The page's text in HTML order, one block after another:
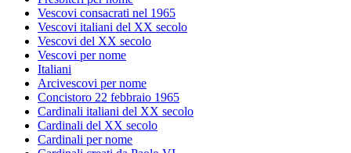
Vescovi consacrati nel 1965
Vescovi italiani del XX secolo
Vescovi del XX secolo
Vescovi per nome
Italiani
Arcivescovi per nome
Concistoro 22 febbraio 1965
Cardinali italiani del XX secolo
Cardinali del XX secolo
Cardinali per nome